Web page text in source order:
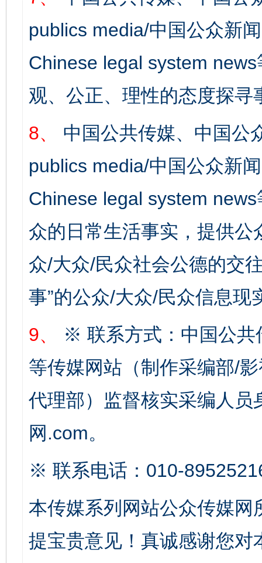
publics media/中国公众新
Chinese legal system
观、公正、理性的态度探寻
8、
中国公共传媒、中国公
publics media/中国公众新
Chinese legal system
众的日常生活事实，提供
众/大众/民众社会公德的交
事”的公众/大众/民众信息现
9、
※ 联系方式：中国公共
等传媒网站（制作采编部/
代理部）监督核实采编人员
网.com。
※ 联系电话：010-
本传媒系列网站公众传媒
提宝贵意见！真诚感谢您
完善运行机制助力责任有效落实